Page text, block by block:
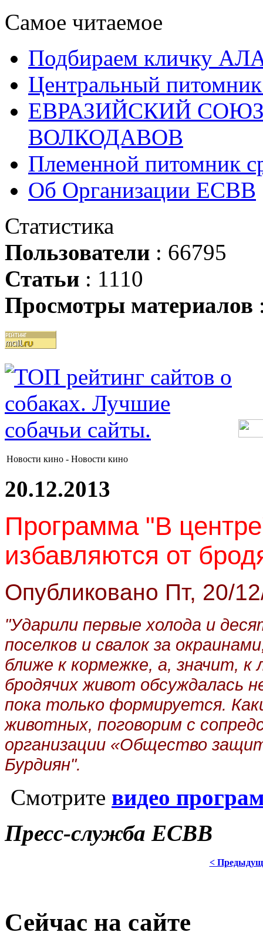
Самое читаемое
Подбираем кличку
Центральный
ЕВРАЗИЙСКИЙ
ВОЛКОДАВОВ
Племенной питомник
Об Организации ЕСВВ
Статистика
Пользователи : 66795
Статьи : 1110
Просмотры материалов
Новости кино - Новости кино
20.12.2013
Программа "В
избавляются от
Опубликовано Пт, 20/
"Ударили первые холода и
поселков и свалок за
ближе к кормежке, а, значит,
бродячих живот обсуждалась
пока только формируется.
животных, поговорим с
организации «Общество
Бурдиян".
Смотрите видео
Пресс-служба ЕСВВ
<
Сейчас на сайте